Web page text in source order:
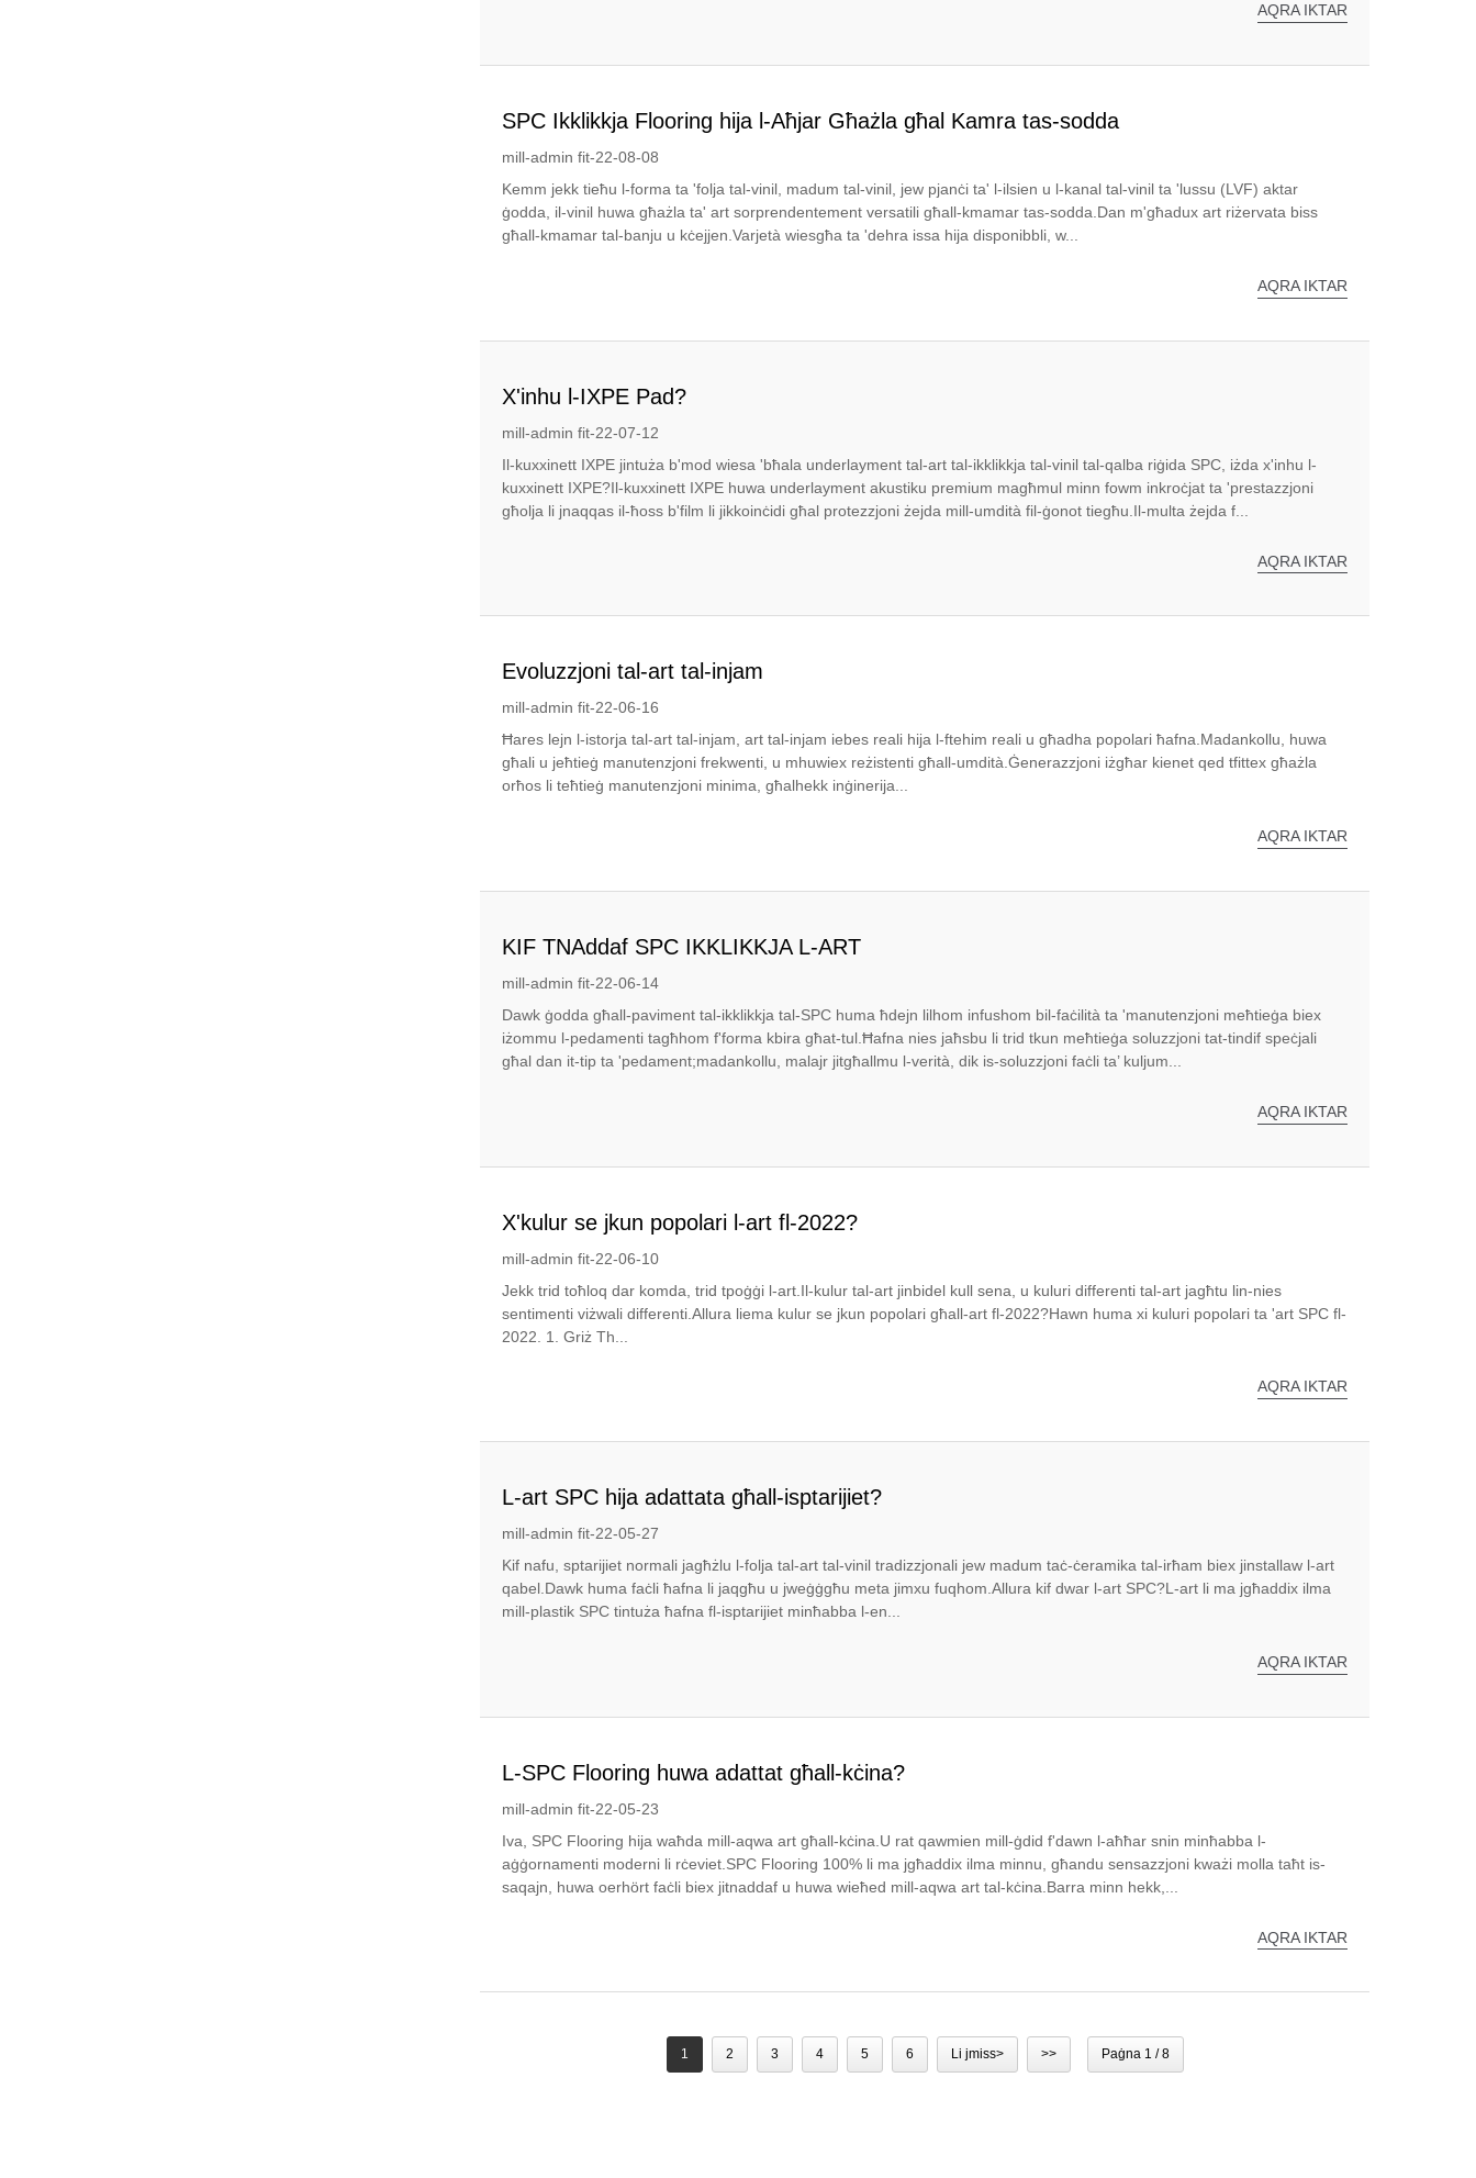
AQRA IKTAR
SPC Ikklikkja Flooring hija l-Aħjar Għażla għal Kamra tas-sodda
mill-admin fit-22-08-08
Kemm jekk tieħu l-forma ta 'folja tal-vinil, madum tal-vinil, jew pjanċi ta' l-ilsien u l-kanal tal-vinil ta 'lussu (LVF) aktar
ġodda, il-vinil huwa għażla ta' art sorprendentement versatili għall-kmamar tas-sodda.Dan m'għadux art riżervata biss
għall-kmamar tal-banju u kċejjen.Varjetà wiesgħa ta 'dehra issa hija disponibbli, w...
AQRA IKTAR
X'inhu l-IXPE Pad?
mill-admin fit-22-07-12
Il-kuxxinett IXPE jintuża b'mod wiesa 'bħala underlayment tal-art tal-ikklikkja tal-vinil tal-qalba riġida SPC, iżda x'inhu l-
kuxxinett IXPE?Il-kuxxinett IXPE huwa underlayment akustiku premium magħmul minn fowm inkroċjat ta 'prestazzjoni
għolja li jnaqqas il-ħoss b'film li jikkoinċidi għal protezzjoni żejda mill-umdità fil-ġonot tiegħu.Il-multa żejda f...
AQRA IKTAR
Evoluzzjoni tal-art tal-injam
mill-admin fit-22-06-16
Ħares lejn l-istorja tal-art tal-injam, art tal-injam iebes reali hija l-ftehim reali u għadha popolari ħafna.Madankollu, huwa
għali u jeħtieġ manutenzjoni frekwenti, u mhuwiex reżistenti għall-umdità.Ġenerazzjoni iżgħar kienet qed tfittex għażla
orħos li teħtieġ manutenzjoni minima, għalhekk inġinerija...
AQRA IKTAR
KIF TNAddaf SPC IKKLIKKJA L-ART
mill-admin fit-22-06-14
Dawk ġodda għall-paviment tal-ikklikkja tal-SPC huma ħdejn lilhom infushom bil-faċilità ta 'manutenzjoni meħtieġa biex
iżommu l-pedamenti tagħhom f'forma kbira għat-tul.Ħafna nies jaħsbu li trid tkun meħtieġa soluzzjoni tat-tindif speċjali
għal dan it-tip ta 'pedament;madankollu, malajr jitgħallmu l-verità, dik is-soluzzjoni faċli ta’ kuljum...
AQRA IKTAR
X'kulur se jkun popolari l-art fl-2022?
mill-admin fit-22-06-10
Jekk trid toħloq dar komda, trid tpoġġi l-art.Il-kulur tal-art jinbidel kull sena, u kuluri differenti tal-art jagħtu lin-nies
sentimenti viżwali differenti.Allura liema kulur se jkun popolari għall-art fl-2022?Hawn huma xi kuluri popolari ta 'art SPC fl-
2022. 1. Griż Th...
AQRA IKTAR
L-art SPC hija adattata għall-isptarijiet?
mill-admin fit-22-05-27
Kif nafu, sptarijiet normali jagħżlu l-folja tal-art tal-vinil tradizzjonali jew madum taċ-ċeramika tal-irħam biex jinstallaw l-art
qabel.Dawk huma faċli ħafna li jaqgħu u jweġġgħu meta jimxu fuqhom.Allura kif dwar l-art SPC?L-art li ma jgħaddix ilma
mill-plastik SPC tintuża ħafna fl-isptarijiet minħabba l-en...
AQRA IKTAR
L-SPC Flooring huwa adattat għall-kċina?
mill-admin fit-22-05-23
Iva, SPC Flooring hija waħda mill-aqwa art għall-kċina.U rat qawmien mill-ġdid f'dawn l-aħħar snin minħabba l-
aġġornamenti moderni li rċeviet.SPC Flooring 100% li ma jgħaddix ilma minnu, għandu sensazzjoni kważi molla taħt is-
saqajn, huwa oerhört faċli biex jitnaddaf u huwa wieħed mill-aqwa art tal-kċina.Barra minn hekk,...
AQRA IKTAR
1 2 3 4 5 6 Li jmiss> >> Paġna 1 / 8